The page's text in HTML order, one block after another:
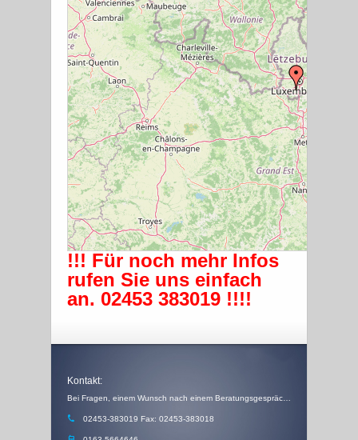
!!! Für noch mehr Infos
rufen Sie uns einfach
an. 02453 383019 !!!!
Kontakt:
02453-383019 Fax: 02453-383018